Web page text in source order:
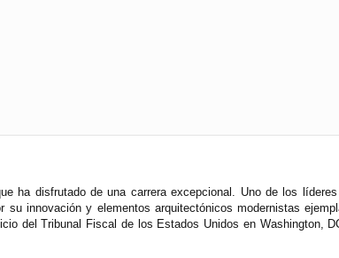
ha disfrutado de una carrera excepcional. Uno de los
innovación y elementos arquitectónicos modernistas
del Tribunal Fiscal de los Estados Unidos en Washington,